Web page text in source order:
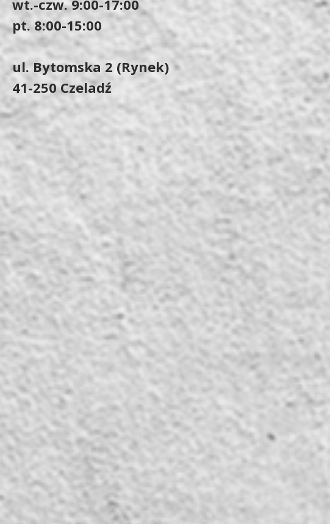
wt.-czw. 9:00-17:00
pt. 8:00-15:00
ul. Bytomska 2 (Rynek)
41-250 Czeladź